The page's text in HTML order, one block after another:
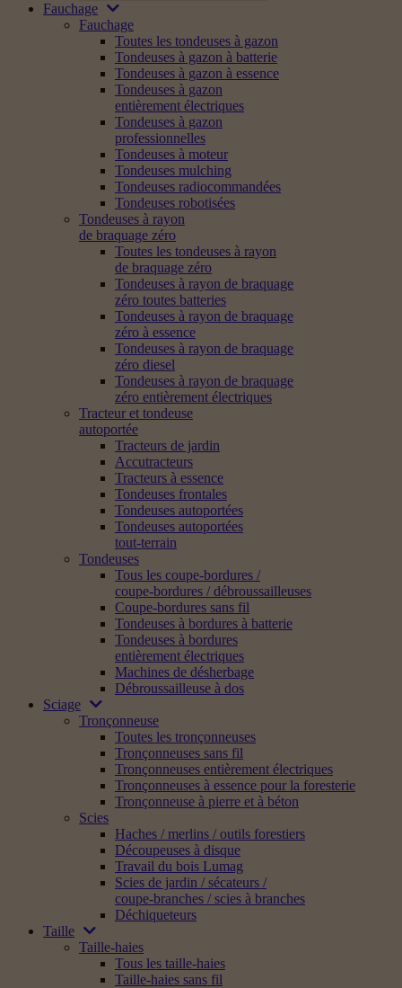
Fauchage
Fauchage
Toutes les tondeuses à gazon
Tondeuses à gazon à batterie
Tondeuses à gazon à essence
Tondeuses à gazon
entièrement électriques
Tondeuses à gazon
professionnelles
Tondeuses à moteur
Tondeuses mulching
Tondeuses radiocommandées
Tondeuses robotisées
Tondeuses à rayon
de braquage zéro
Toutes les tondeuses à rayon
de braquage zéro
Tondeuses à rayon de braquage
zéro toutes batteries
Tondeuses à rayon de braquage
zéro à essence
Tondeuses à rayon de braquage
zéro diesel
Tondeuses à rayon de braquage
zéro entièrement électriques
Tracteur et tondeuse
autoportée
Tracteurs de jardin
Accutracteurs
Tracteurs à essence
Tondeuses frontales
Tondeuses autoportées
Tondeuses autoportées
tout-terrain
Tondeuses
Tous les coupe-bordures /
coupe-bordures / débroussailleuses
Coupe-bordures sans fil
Tondeuses à bordures à batterie
Tondeuses à bordures
entièrement électriques
Machines de désherbage
Débroussailleuse à dos
Sciage
Tronçonneuse
Toutes les tronçonneuses
Tronçonneuses sans fil
Tronçonneuses entièrement électriques
Tronçonneuses à essence pour la foresterie
Tronçonneuse à pierre et à béton
Scies
Haches / merlins / outils forestiers
Découpeuses à disque
Travail du bois Lumag
Scies de jardin / sécateurs /
coupe-branches / scies à branches
Déchiqueteurs
Taille
Taille-haies
Tous les taille-haies
Taille-haies sans fil